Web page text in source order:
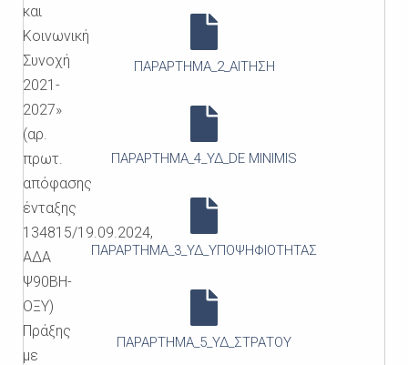
και
Κοινωνική
Συνοχή
2021-
2027»
(αρ.
πρωτ.
απόφασης
ένταξης
134815/19.09.2024,
ΑΔΑ
Ψ90ΒΗ-
ΟΞΥ)
Πράξης
με
ΠΑΡΑΡΤΗΜΑ_2_ΑΙΤΗΣΗ
ΠΑΡΑΡΤΗΜΑ_4_ΥΔ_DE MINIMIS
ΠΑΡΑΡΤΗΜΑ_3_ΥΔ_ΥΠΟΨΗΦΙΟΤΗΤΑΣ
ΠΑΡΑΡΤΗΜΑ_5_ΥΔ_ΣΤΡΑΤΟΥ